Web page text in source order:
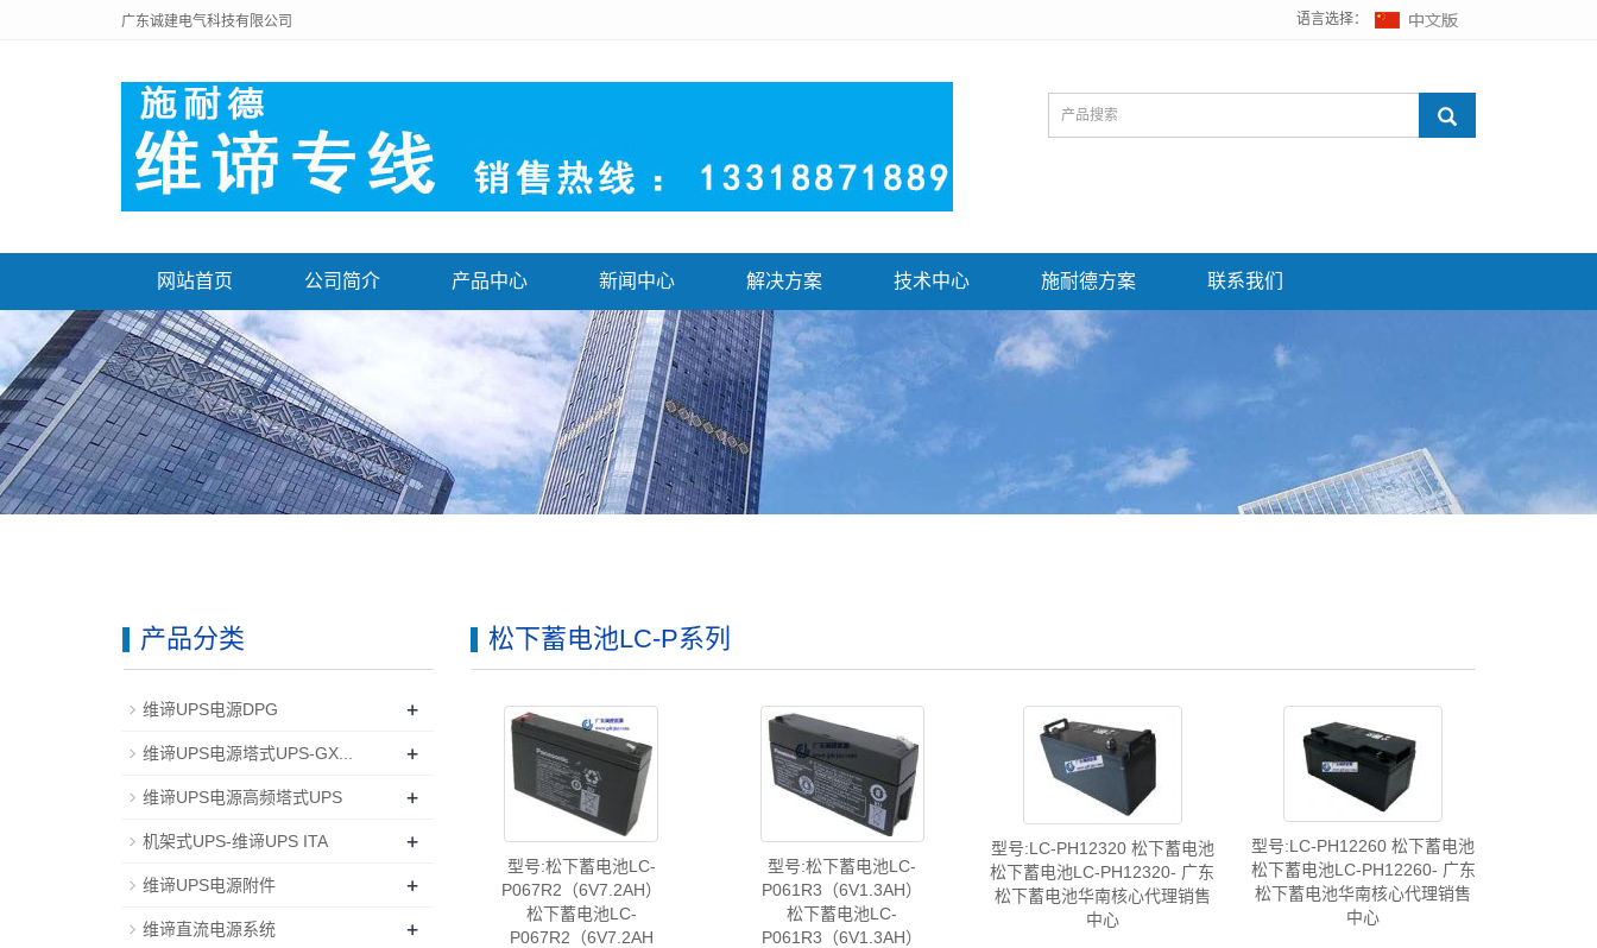
广东诚建电气科技有限公司 语言选择：
网站首页 公司简介 产品中心 新闻中心 解决方案 技术中心 施耐德方案 联系我们
松下蓄电池LC-P系列
型号:松下蓄电池LC-
P067R2（6V7.2AH）
松下蓄电池LC-
P067R2（6V7.2AH
型号:松下蓄电池LC-
P061R3（6V1.3AH）
松下蓄电池LC-
P061R3（6V1.3AH）
型号:LC-PH12320 松下蓄电池
松下蓄电池LC-PH12320- 广东
松下蓄电池华南核心代理销售
中心
型号:LC-PH12260 松下蓄电池
松下蓄电池LC-PH12260- 广东
松下蓄电池华南核心代理销售
中心
产品分类
维谛UPS电源DPG +
维谛UPS电源塔式UPS-GX... +
维谛UPS电源高频塔式UPS +
机架式UPS-维谛UPS ITA +
维谛UPS电源附件 +
维谛直流电源系统 +